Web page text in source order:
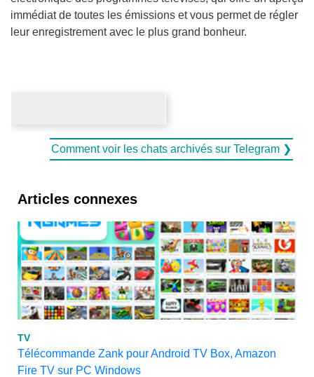
immédiat de toutes les émissions et vous permet de régler
leur enregistrement avec le plus grand bonheur.
Comment voir les chats archivés sur Telegram ❯
Articles connexes
TV
Télécommande Zank pour Android TV Box, Amazon
Fire TV sur PC Windows